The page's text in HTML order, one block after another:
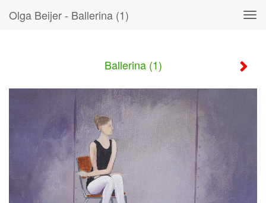
Olga Beijer - Ballerina (1)
Ballerina (1)